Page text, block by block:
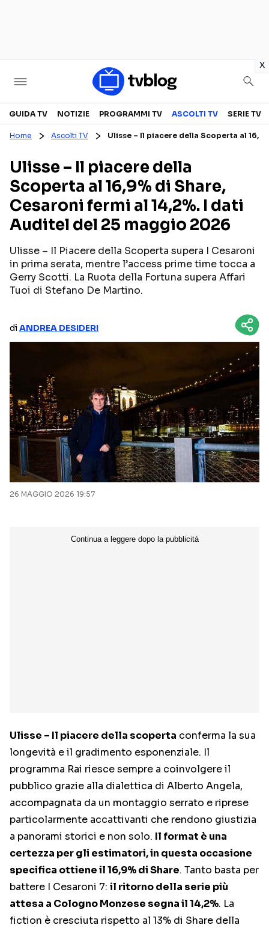
x
Televisione
CANALI TV
PROGRAMMI TV
PERSONAGGI TV
SERIE TV
REALITY SHOW
FICTION
Streaming
NETFLIX
DISNEY+
Categorie
NOTIZIE
ANTEPRIME
RETROSCENA
INTERVISTE
RUBRICHE
GUIDA TV NOTIZIE PROGRAMMI TV ASCOLTI TV SERIE TV
Home Ascolti TV Ulisse – Il piacere della Scoperta al
Ulisse – Il piacere della
Scoperta al 16,9% di Share,
Cesaroni fermi al 14,2%. I dati
Auditel del 25 maggio 2026
Ulisse – Il Piacere della Scoperta supera I Cesaroni
in prima serata, mentre l’access prime time tocca a
Gerry Scotti. La Ruota della Fortuna supera Affari
Tuoi di Stefano De Martino.
diANDREA DESIDERI
26 MAGGIO 2026 19:57
Ulisse – Il piacere della scoperta conferma la sua
longevità e il gradimento esponenziale. Il
programma Rai riesce sempre a coinvolgere il
pubblico grazie alla dialettica di Alberto Angela,
accompagnata da un montaggio serrato e riprese
particolarmente accattivanti che rendono giustizia
a panorami storici e non solo. Il format è una
certezza per gli estimatori, in questa occasione
specifica ottiene il 16,9% di Share. Tanto basta per
battere I Cesaroni 7: il ritorno della serie più
attesa a Cologno Monzese segna il 14,2%. La
fiction è cresciuta rispetto al 13% di Share della